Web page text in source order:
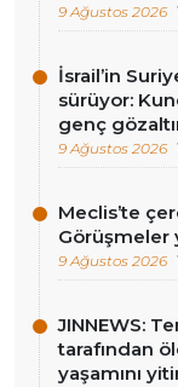
9 Ağustos 2026
İsrail’in
sürüyor:
genç
9 Ağustos 2026
Meclis’te
Görüşmeler
9 Ağustos 2026
JINNEWS:
tarafından
yaşamını